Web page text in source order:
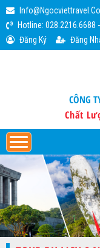
Hotline: 028.2216.6688 -
Đăng Ký
Đăng
CÔNG
Chất